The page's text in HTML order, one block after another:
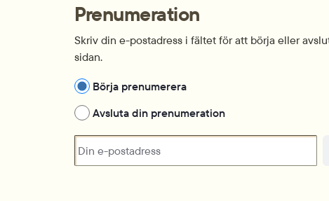
Prenumeration
Skriv din e-postadress i fältet för att börja eller
sidan.
Hantera prenumeration
Börja prenumerera
Avsluta din prenumeration